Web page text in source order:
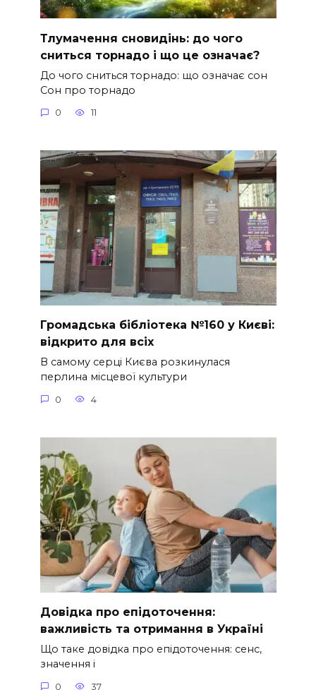
Тлумачення сновидінь: до чого
сниться торнадо і що це означає?
До чого сниться торнадо: що означає сон
Сон про торнадо
0 11
Громадська бібліотека №160 у Києві:
відкрито для всіх
В самому серці Києва розкинулася
перлина місцевої культури
0 4
Довідка про епідоточення:
важливість та отримання в Україні
Що таке довідка про епідоточення: сенс,
значення і
0 37